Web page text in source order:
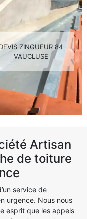
ZINGUEUR 84
VAUCLUSE
Artisan
de toiture
service de
urgence. Nous nous
esprit que les appels